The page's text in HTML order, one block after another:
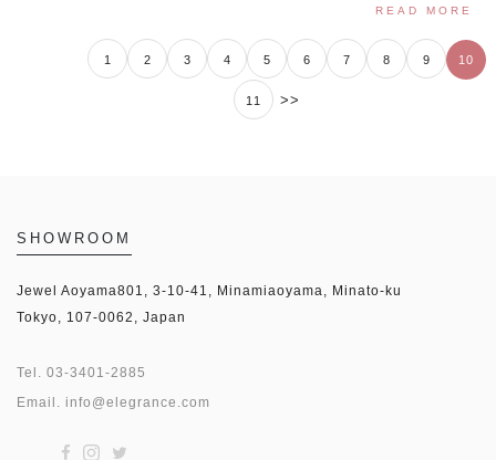
READ MORE
1 2 3 4 5 6 7 8 9 10
11 >>
SHOWROOM
Jewel Aoyama801, 3-10-41, Minamiaoyama, Minato-ku
Tokyo, 107-0062, Japan
Tel. 03-3401-2885
Email. info@elegrance.com